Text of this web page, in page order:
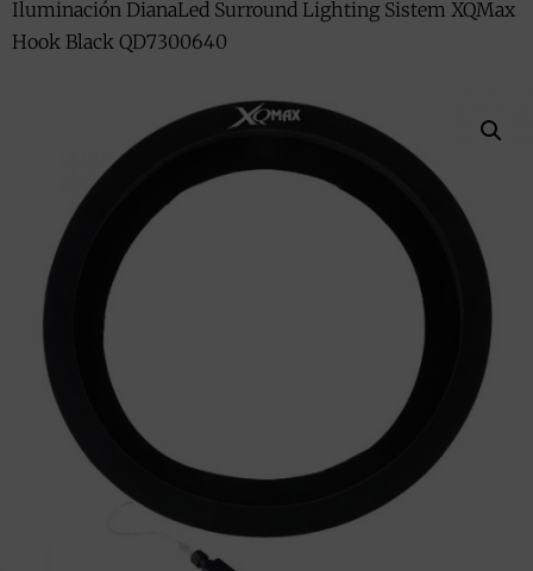
Iluminación DianaLed Surround Lighting Sistem XQMax
Hook Black QD7300640